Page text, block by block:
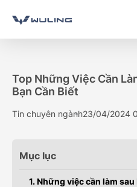
Top Những Việc Cần
Bạn Cần Biết
Tin chuyên ngành23/04/2024
Mục lục
1. Những việc cần làm